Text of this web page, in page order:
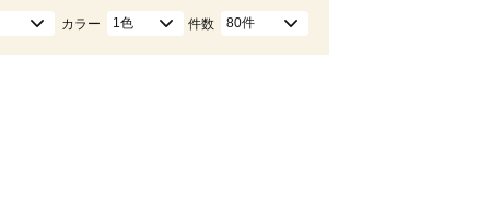
カラー 1色 件数 80件